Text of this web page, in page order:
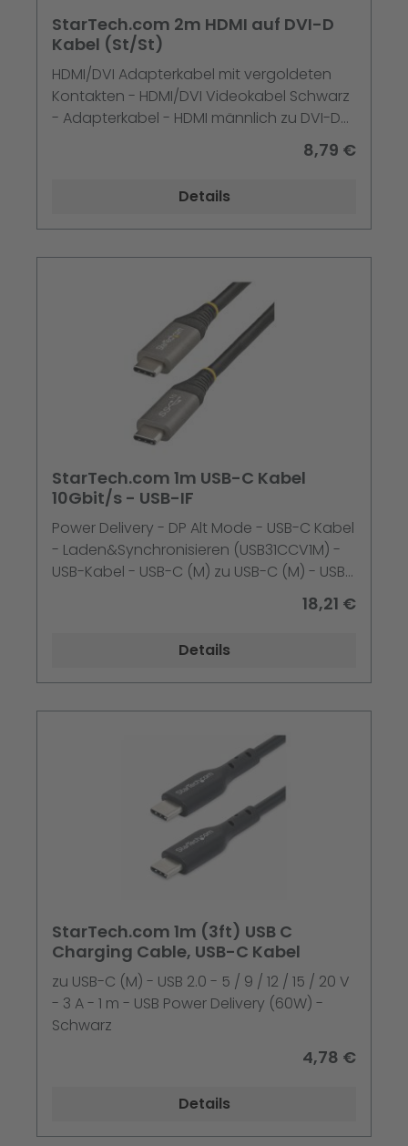
StarTech.com 2m HDMI auf DVI-D
Kabel (St/St)
HDMI/DVI Adapterkabel mit vergoldeten
Kontakten - HDMI/DVI Videokabel Schwarz
- Adapterkabel - HDMI männlich zu DVI-D
8,79 €
Details
StarTech.com 1m USB-C Kabel
10Gbit/s - USB-IF
Power Delivery - DP Alt Mode - USB-C Kabel
- Laden&Synchronisieren (USB31CCV1M) -
USB-Kabel - USB-C (M) zu USB-C (M) - USB
3.2 Gen 2 / DisplayPort 1.4 /Thunderbolt 3 - 1
m - 4K Unterstützung - Grau - Schwarz
18,21 €
Details
StarTech.com 1m (3ft) USB C
Charging Cable, USB-C Kabel
zu USB-C (M) - USB 2.0 - 5 / 9 / 12 / 15 / 20 V
- 3 A - 1 m - USB Power Delivery (60W) -
Schwarz
4,78 €
Details